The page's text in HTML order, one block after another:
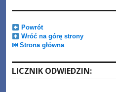
Powrót
Wróć na górę strony
⏮ Strona główna
LICZNIK ODWIEDZIN: